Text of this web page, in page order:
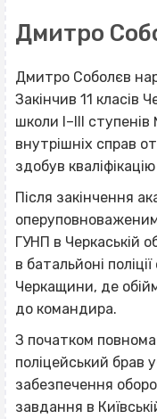
Дмитро
Дмитро Соболєв
Закінчив 11 класів
школи І–ІІІ
внутрішніх справ
здобув
Після закінчення
оперуповноваженим
ГУНП в Черкаській
в батальйоні
Черкащини, де
до командира.
З початком
поліцейський брав
забезпечення
завдання в